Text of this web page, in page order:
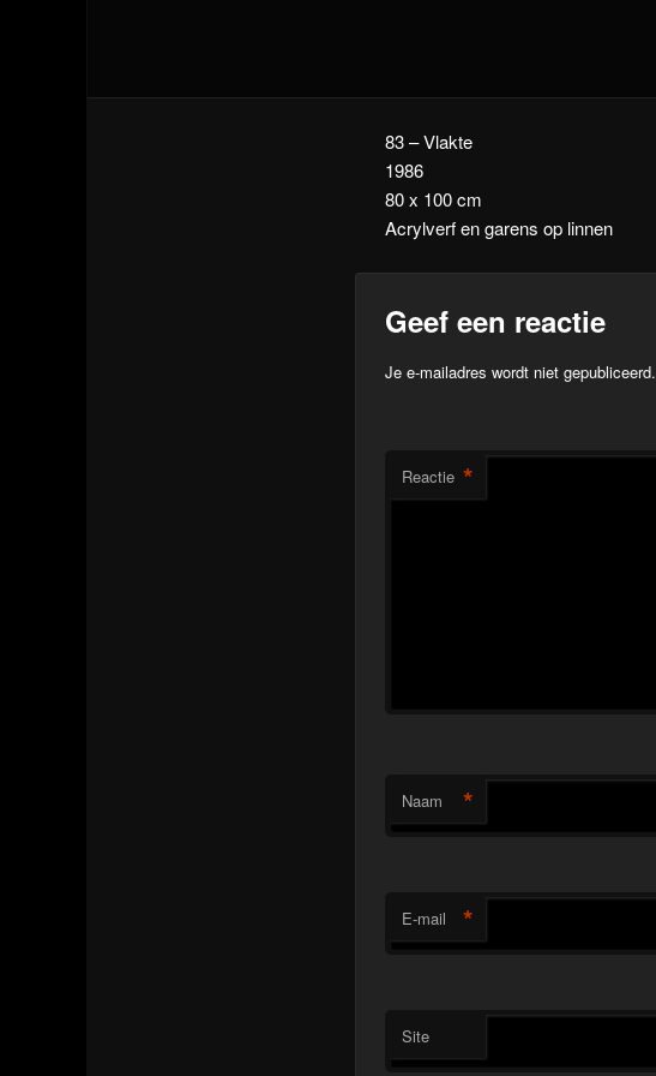
83 – Vlakte
1986
80 x 100 cm
Acrylverf en garens op linnen
Geef een reactie
Je e-mailadres wordt niet gepubliceerd.
Reactie *
Naam *
E-mail *
Site